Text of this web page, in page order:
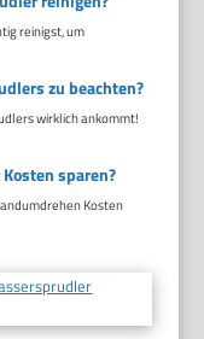
reinigst, um
zu beachten?
wirklich ankommt!
sparen?
Kosten